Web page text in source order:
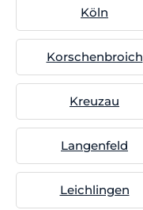
Köln
Korschenbroich
Kreuzau
Langenfeld
Leichlingen